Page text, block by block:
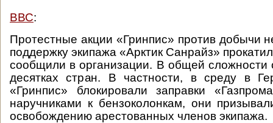
ВВС:
Протестные акции «Гринпис» против добычи
поддержку экипажа «Арктик Санрайз»
сообщили в организации. В общей сложности
десятках стран. В частности, в среду в
«Гринпис» блокировали заправки
наручниками к бензоколонкам, они
освобождению арестованных членов экипажа.